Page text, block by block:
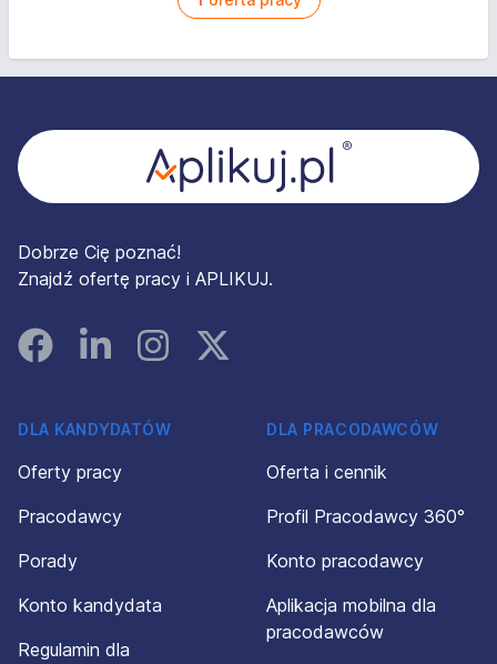
Dobrze Cię poznać!
Znajdź ofertę pracy i APLIKUJ.
FacebookLinked InInstagramInstagram
DLA KANDYDATÓW
Oferty pracy
Pracodawcy
Porady
Konto kandydata
Regulamin dla
DLA PRACODAWCÓW
Oferta i cennik
Profil Pracodawcy 360°
Konto pracodawcy
Aplikacja mobilna dla
pracodawców